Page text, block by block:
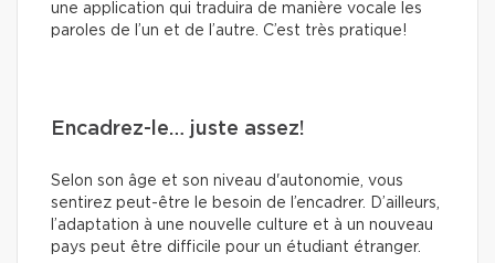
une application qui traduira de manière vocale les
paroles de l’un et de l’autre. C’est très pratique!
Encadrez-le… juste assez!
Selon son âge et son niveau d'autonomie, vous
sentirez peut-être le besoin de l’encadrer. D’ailleurs,
l’adaptation à une nouvelle culture et à un nouveau
pays peut être difficile pour un étudiant étranger.